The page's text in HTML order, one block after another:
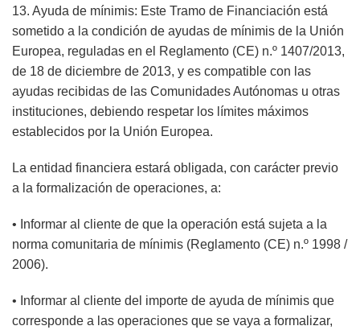
13. Ayuda de mínimis: Este Tramo de Financiación está
sometido a la condición de ayudas de mínimis de la Unión
Europea, reguladas en el Reglamento (CE) n.º 1407/2013,
de 18 de diciembre de 2013, y es compatible con las
ayudas recibidas de las Comunidades Autónomas u otras
instituciones, debiendo respetar los límites máximos
establecidos por la Unión Europea.
La entidad financiera estará obligada, con carácter previo
a la formalización de operaciones, a:
• Informar al cliente de que la operación está sujeta a la
norma comunitaria de mínimis (Reglamento (CE) n.º 1998 /
2006).
• Informar al cliente del importe de ayuda de mínimis que
corresponde a las operaciones que se vaya a formalizar,